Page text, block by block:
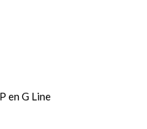
en G Line